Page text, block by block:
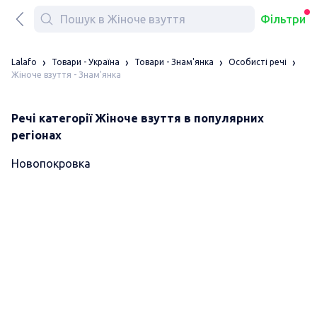
Фільтри
Lalafo Товари - Україна Товари - Знам'янка
Особисті речі
Жіноче взуття - Знам'янка
Речі категорії Жіноче взуття в популярних
регіонах
Новопокровка